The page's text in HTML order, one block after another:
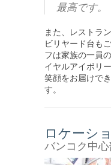
最高です。
また、レストラ
ビリヤード台も
フは家族の一員
イヤルアイボリ
笑顔をお届けで
す。
ロケーシ
バンコク中